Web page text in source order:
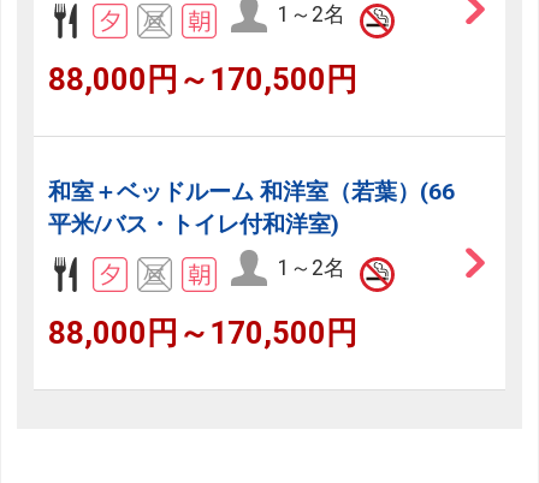
1～2名
88,000円～170,500円
和室＋ベッドルーム 和洋室（若葉）(66
平米/バス・トイレ付和洋室)
1～2名
88,000円～170,500円